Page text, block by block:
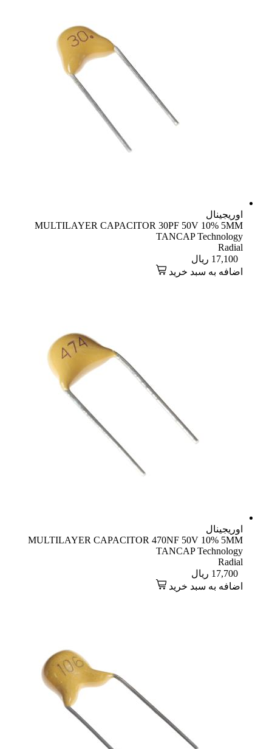
اوریجینال
MULTILAYER CAPACITOR 30PF 50V 10% 5MM
TANCAP Technology
Radial
17,100 ریال
اضافه به سبد خرید
اوریجینال
MULTILAYER CAPACITOR 470NF 50V 10% 5MM
TANCAP Technology
Radial
17,700 ریال
اضافه به سبد خرید